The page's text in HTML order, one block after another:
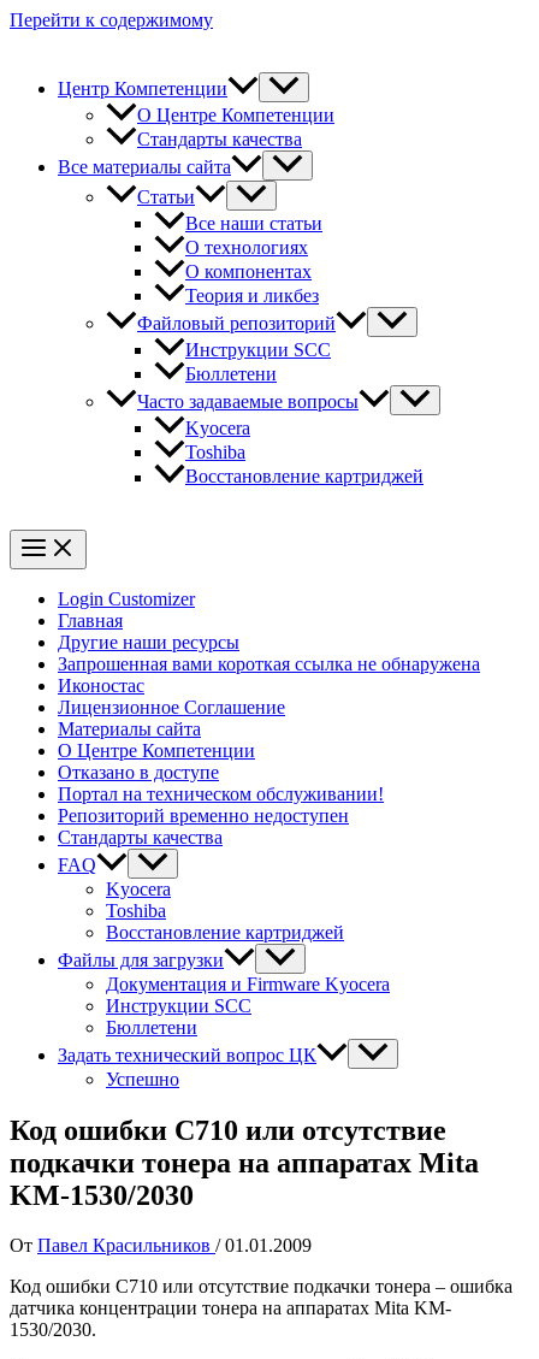
Перейти к содержимому
Центр Компетенции
О Центре Компетенции
Стандарты качества
Все материалы сайта
Статьи
Все наши статьи
О технологиях
О компонентах
Теория и ликбез
Файловый репозиторий
Инструкции SCC
Бюллетени
Часто задаваемые вопросы
Kyocera
Toshiba
Восстановление картриджей
Login Customizer
Главная
Другие наши ресурсы
Запрошенная вами короткая ссылка не обнаружена
Иконостас
Лицензионное Соглашение
Материалы сайта
О Центре Компетенции
Отказано в доступе
Портал на техническом обслуживании!
Репозиторий временно недоступен
Стандарты качества
FAQ
Kyocera
Toshiba
Восстановление картриджей
Файлы для загрузки
Документация и Firmware Kyocera
Инструкции SCC
Бюллетени
Задать технический вопрос ЦК
Успешно
Код ошибки С710 или отсутствие
подкачки тонера на аппаратах Mita
KM-1530/2030
От Павел Красильников /01.01.2009
Код ошибки С710 или отсутствие подкачки тонера – ошибка
датчика концентрации тонера на аппаратах Mita KM-
1530/2030.